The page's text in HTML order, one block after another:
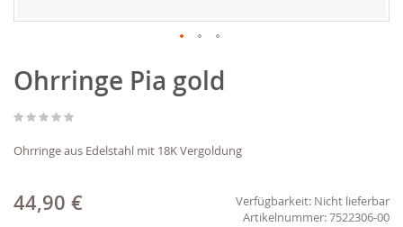
Anfang
der
springen
Ohrringe Pia gold
Ohrringe aus Edelstahl mit 18K Vergoldung
44,90 € Verfügbarkeit: Nicht lieferbar
7522306-00